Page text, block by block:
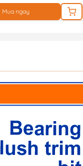
Mua ngay